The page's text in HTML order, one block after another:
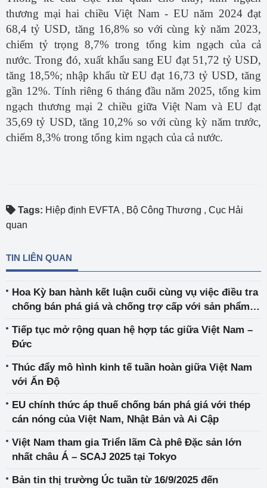
thương mại hai chiều Việt Nam - EU năm 2024 đạt
68,4 tỷ USD, tăng 16,8% so với cùng kỳ năm 2023,
chiếm tỷ trọng 8,7% trong tổng kim ngạch của cả
nước. Trong đó, xuất khẩu sang EU đạt 51,72 tỷ USD,
tăng 18,5%; nhập khẩu từ EU đạt 16,73 tỷ USD, tăng
gần 12%. Tính riêng 6 tháng đầu năm 2025, tổng kim
ngạch thương mại 2 chiều giữa Việt Nam và EU đạt
35,69 tỷ USD, tăng 10,2% so với cùng kỳ năm trước,
chiếm 8,3% trong tổng kim ngạch của cả nước.
Tags: Hiệp định EVFTA, Bộ Công Thương , Cục Hải
quan
TIN LIÊN QUAN
Hoa Kỳ ban hành kết luận cuối cùng vụ việc điều tra
chống bán phá giá và chống trợ cấp với sản phẩm
Tiếp tục mở rộng quan hệ hợp tác giữa Việt Nam –
Đức
Thúc đẩy mô hình kinh tế tuần hoàn giữa Việt Nam
với Ấn Độ
EU chính thức áp thuế chống bán phá giá với thép
cán nóng của Việt Nam, Nhật Bản và Ai Cập
Việt Nam tham gia Triển lãm Cà phê Đặc sản lớn
nhất châu Á – SCAJ 2025 tại Tokyo
Bản tin thị trường Úc tuần từ 16/9/2025 đến